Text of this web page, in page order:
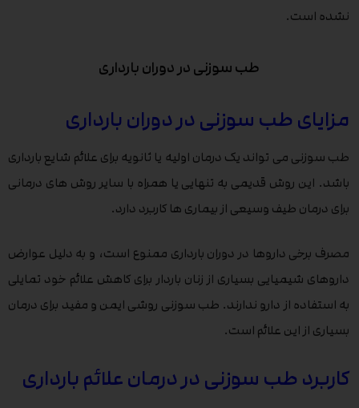
نشده است.
طب سوزنی در دوران بارداری
مزایای طب سوزنی در دوران بارداری
طب سوزنی می تواند یک درمان اولیه یا ثانویه برای علائم شایع بارداری
باشد. این روش قدیمی به تنهایی یا همراه با سایر روش های درمانی
برای درمان طیف وسیعی از بیماری ها کاربرد دارد.
مصرف برخی داروها در دوران بارداری ممنوع است، و به دلیل عوارض
داروهای شیمیایی بسیاری از زنان باردار برای کاهش علائم خود تمایلی
به استفاده از دارو ندارند. طب سوزنی روشی ایمن و مفید برای درمان
بسیاری از این علائم است.
کاربرد طب سوزنی در درمان علائم بارداری